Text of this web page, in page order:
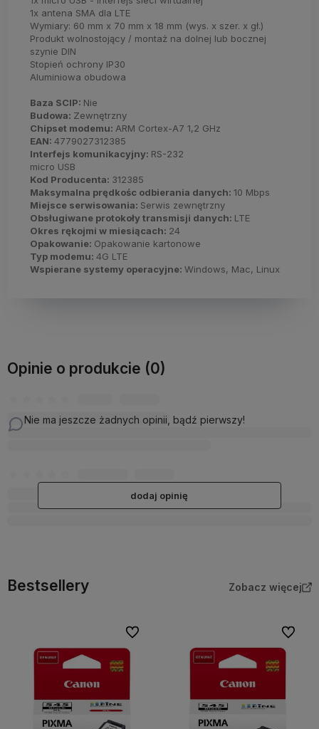
1x antena SMA dla LTE
Wymiary: 60 mm x 70 mm x 18 mm (wys. x szer. x gł.)
Produkt wolnostojący / montaż na dolnej lub bocznej
szynie DIN
Stopień ochrony IP30
Aluminiowa obudowa
Baza SCIP: Nie
Budowa: Zewnętrzny
Chipset modemu: ARM Cortex-A7 1,2 GHz
EAN: 4779027312385
Interfejs komunikacyjny: RS-232
micro USB
Kod Producenta: 312385
Maksymalna prędkośc odbierania danych: 10 Mbps
Miejsce serwisowania: Serwis zewnętrzny
Obsługiwane protokoły transmisji danych: LTE
Okres rękojmi w miesiącach: 24
Opakowanie: Opakowanie kartonowe
Typ modemu: 4G LTE
Wspierane systemy operacyjne: Windows, Mac, Linux
Opinie o produkcie (0)
Nie ma jeszcze żadnych opinii, bądź pierwszy!
dodaj opinię
Bestsellery Zobacz więcej
Do ulubionych Do